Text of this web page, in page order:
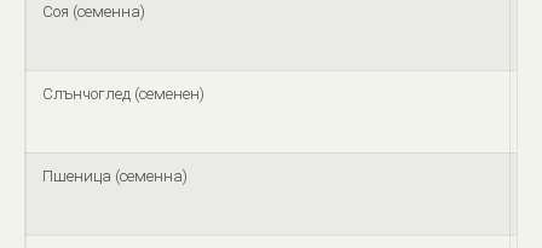
Соя (семенна)
Слънчоглед (семенен)
Пшеница (семенна)